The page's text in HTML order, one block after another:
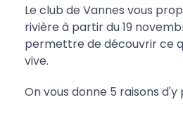
Le club de Vannes vous
rivière à partir du 19
permettre de découvrir ce
vive.
On vous donne 5 raisons